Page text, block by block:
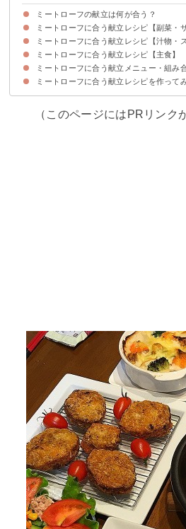
ミートローフの献立は何が合う？
ミートローフに合う献立レシピ【副菜・
①魚と野菜のマリネ
②じゃがいものバター焼き
③塩昆布と鮭フレークの大根ミルフィーユ
④アボカドのマヨネーズ和え
⑤ひよこ豆のディップ
ミートローフに合う献立レシピ【汁物・
①きのこと野菜のミルクスープ
②かぶのポタージュスープ
③ミネストローネ
④アサリと野菜のコンソメスープ
⑤ベーコンと大根のコンソメスープ
ミートローフに合う献立レシピ【主食】
①ケチャップライスのドリア
②中華風炊き込みご飯
③ちらし寿司
④漬物のおにぎらず
⑤クリームチーズのオープンサンド
ミートローフに合う献立メニュー・組み
献立メニュー例①～ヘルシーに肉も魚介
献立メニュー例②～急なおもてなしにも
献立メニュー例③～子供から大人に幅広
ミートローフに合う献立レシピを作って
（このページにはPRリンク